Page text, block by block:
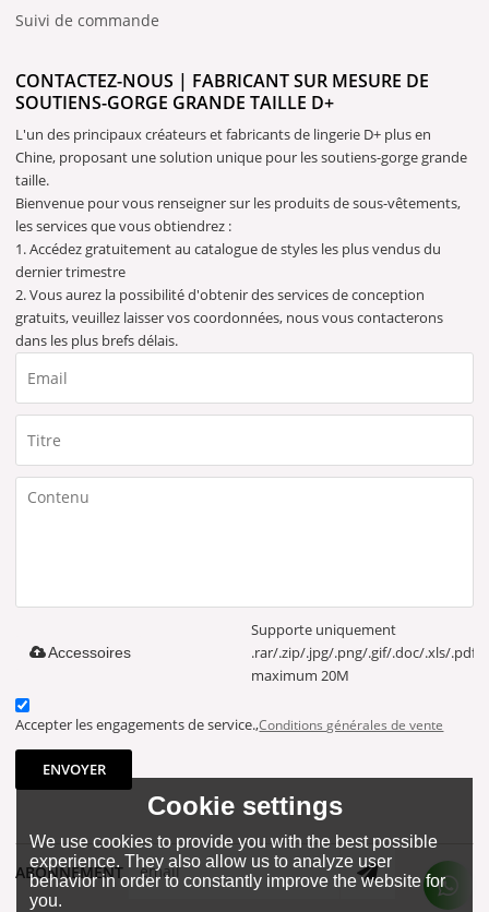
Suivi de commande
CONTACTEZ-NOUS | FABRICANT SUR MESURE DE
SOUTIENS-GORGE GRANDE TAILLE D+
L'un des principaux créateurs et fabricants de lingerie D+ plus en
Chine, proposant une solution unique pour les soutiens-gorge grande
taille.
Bienvenue pour vous renseigner sur les produits de sous-vêtements,
les services que vous obtiendrez :
1. Accédez gratuitement au catalogue de styles les plus vendus du
dernier trimestre
2. Vous aurez la possibilité d'obtenir des services de conception
gratuits, veuillez laisser vos coordonnées, nous vous contacterons
dans les plus brefs délais.
Supporte uniquement
.rar/.zip/.jpg/.png/.gif/.doc/.xls/.pdf,
maximum 20M
Accessoires
Accepter les engagements de service.,Conditions générales de vente
ENVOYER
ABONNEMENT
Cookie settings
We use cookies to provide you with the best possible
experience. They also allow us to analyze user
behavior in order to constantly improve the website for
you.